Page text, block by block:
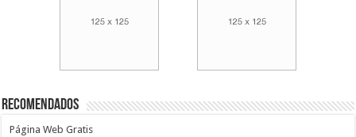
Recomendados
Página Web Gratis